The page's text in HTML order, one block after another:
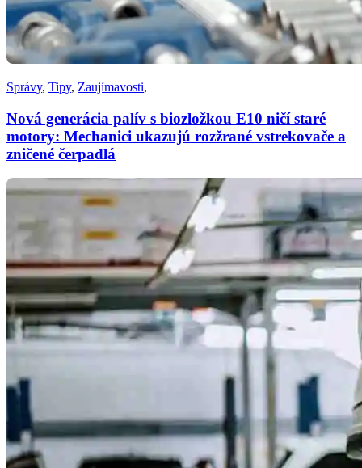
Správy, Tipy, Zaujímavosti,
Nová generácia palív s biozložkou E10 ničí staré
motory: Mechanici ukazujú rozžrané vstrekovače a
zničené čerpadlá